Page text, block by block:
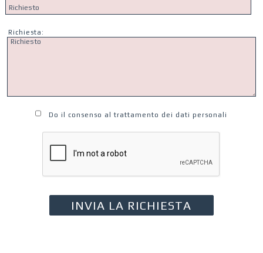
Richiesta:
Do il consenso al trattamento dei dati personali